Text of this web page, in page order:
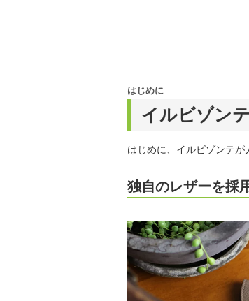
イルビゾン
はじめに
はじめに、イルビゾンテが
独自のレザーを採